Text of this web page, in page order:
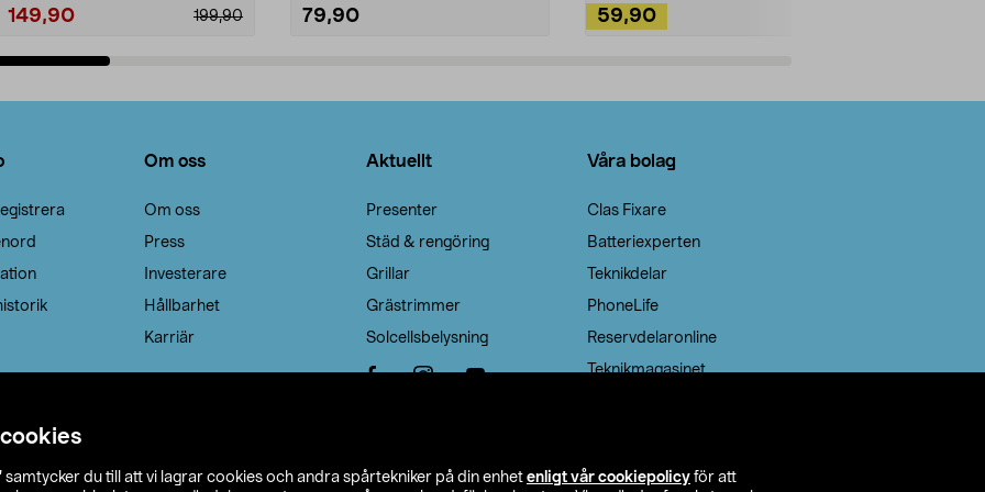
samtycker du till att vi lagrar cookies och andra spårtekniker på din enhet enligt vår cookiepolicy för att
199,90
149,90 79,90 59,90
Om oss
Om oss
Press
Investerare
Hållbarhet
Karriär
Aktuellt
Presenter
Städ & rengöring
Grillar
Grästrimmer
Solcellsbelysning
Våra bolag
Clas Fixare
Batteriexperten
Teknikdelar
PhoneLife
Reservdelaronline
Teknikmagasinet